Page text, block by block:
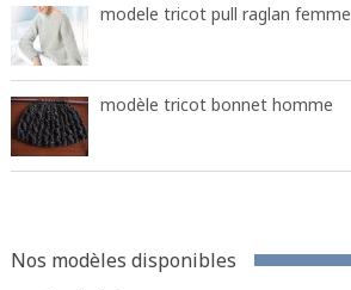
modele tricot pull raglan femme
modèle tricot bonnet homme
Nos modèles disponibles